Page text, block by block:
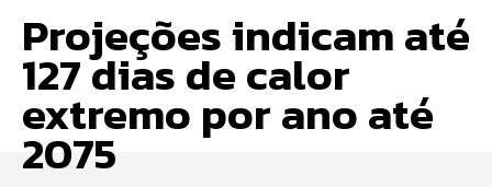
Projeções indicam até
127 dias de calor
extremo por ano até
2075